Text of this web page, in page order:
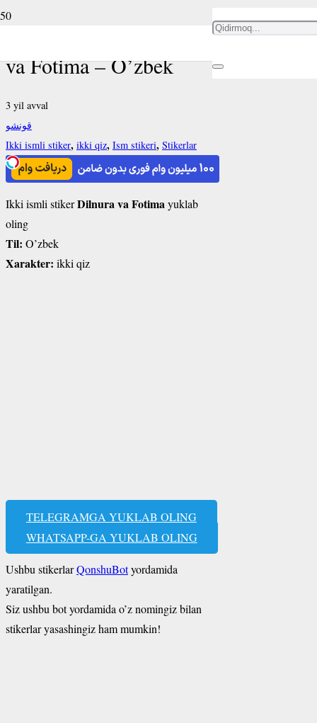
va Fotima – O’zbek
3 yil avval
قونشو
Ikki ismli stiker, ikki qiz, Ism stikeri, Stikerlar
Ikki ismli stikerDilnura va Fotimayuklab
oling
Til: O’zbek
Xarakter: ikki qiz
TELEGRAMGA YUKLAB OLING
WHATSAPP-GA YUKLAB OLING
Ushbu stikerlarQonshuBotyordamida
yaratilgan.
Siz ushbu bot yordamida o’z nomingiz bilan
stikerlar yasashingiz ham mumkin!